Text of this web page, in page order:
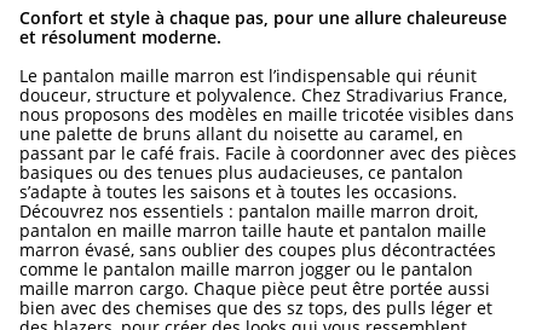
Confort et style à chaque pas, pour une allure chaleureuse
et résolument moderne.
Le pantalon maille marron est l’indispensable qui réunit
douceur, structure et polyvalence. Chez Stradivarius France,
nous proposons des modèles en maille tricotée visibles dans
une palette de bruns allant du noisette au caramel, en
passant par le café frais. Facile à coordonner avec des pièces
basiques ou des tenues plus audacieuses, ce pantalon
s’adapte à toutes les saisons et à toutes les occasions.
Découvrez nos essentiels : pantalon maille marron droit,
pantalon en maille marron taille haute et pantalon maille
marron évasé, sans oublier des coupes plus décontractées
comme le pantalon maille marron jogger ou le pantalon
maille marron cargo. Chaque pièce peut être portée aussi
bien avec des chemises que des sz tops, des pulls léger et